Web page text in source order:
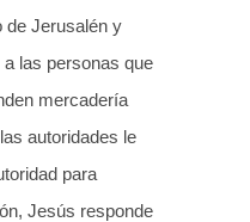
de Jerusalén y
las personas que
mercadería
autoridades le
para
Jesús responde